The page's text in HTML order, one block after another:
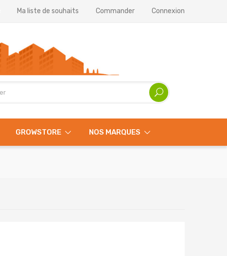
Ma liste de souhaits Commander Connexion
GROWSTORE NOS MARQUES